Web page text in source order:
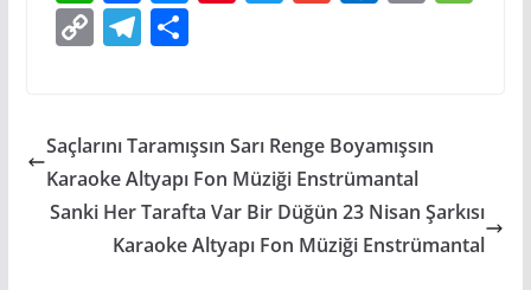
h
at
A
p
p
a
c
b
o
o
k
e
ss
n
g
er
st k.
c
o
m
C
y
Li
n
T
gr
a
m
S
e
Saçlarını Taramışsın Sarı Renge Boyamışsın
Karaoke Altyapı Fon Müziği Enstrümantal
Sanki Her Tarafta Var Bir Düğün 23 Nisan Şarkısı
Karaoke Altyapı Fon Müziği Enstrümantal